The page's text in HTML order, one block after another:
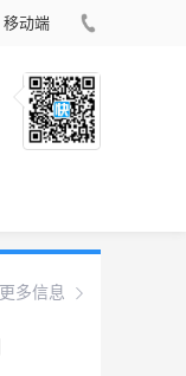
移动端
更多信息